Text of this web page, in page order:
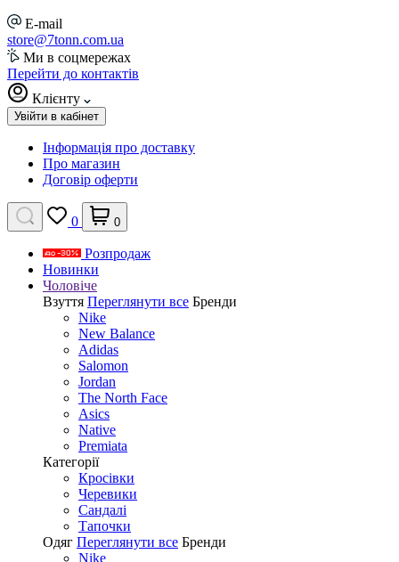
E-mail
store@7tonn.com.ua
Ми в соцмережах
Перейти до контактів
Клієнту
Увійти в кабінет
Інформація про доставку
Про магазин
Договір оферти
0 0
Розпродаж
Новинки
Чоловіче
Взуття Переглянути все Бренди
Nike
New Balance
Adidas
Salomon
Jordan
The North Face
Asics
Native
Premiata
Категорії
Кросівки
Черевики
Сандалі
Tапочки
Одяг Переглянути все Бренди
Nike